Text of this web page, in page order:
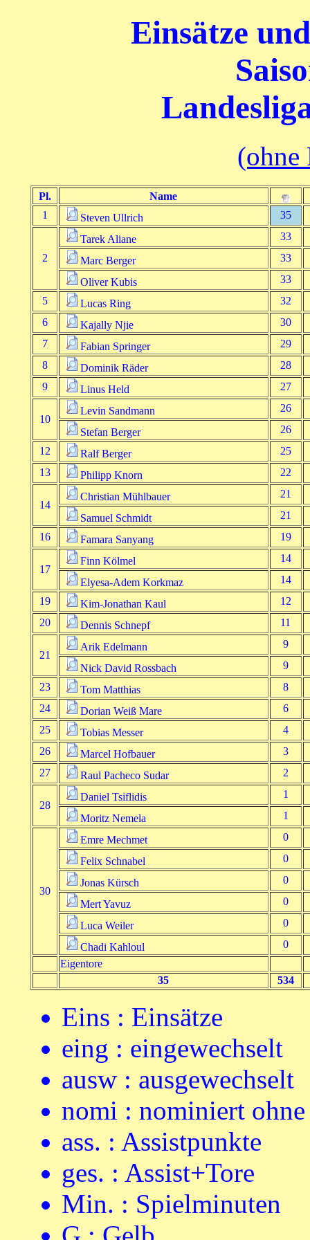
Einsätze
(ohne
Pl.
Name
1
Steven Ullrich 35
2
Tarek Aliane 33
Marc Berger 33
Oliver Kubis
33
5
Lucas Ring
32
6
Kajally Njie
30
7
Fabian Springer
29
8
Dominik Räder
28
9
Linus Held 27
10
Levin Sandmann 26
Stefan Berger
26
12
Ralf Berger
25
13
Philipp Knorn 22
14
Christian Mühlbauer 21
Samuel Schmidt
21
16
Famara Sanyang 19
17
Finn Kölmel 14
Elyesa-Adem Korkmaz
14
19
Kim-Jonathan Kaul
12
20
Dennis Schnepf 11
21
Arik Edelmann 9
Nick David Rossbach
9
23
Tom Matthias
8
24
Dorian Weiß Mare
6
25
Tobias Messer
4
26
Marcel Hofbauer
3
27
Raul Pacheco Sudar 2
28
Daniel Tsiflidis 1
Moritz Nemela 1
30
Emre Mechmet 0
Felix Schnabel 0
Jonas Kürsch 0
Mert Yavuz 0
Luca Weiler 0
Chadi Kahloul
0
Eigentore
35
534
Eins : Einsätze
eing : eingewechselt
ausw : ausgewechselt
nomi : nominiert
ass. : Assistpunkte
ges. : Assist+Tore
Min. : Spielminuten